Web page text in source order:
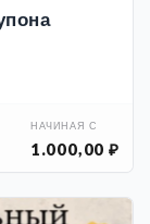
НАЧИНАЯ С
1.000,00 ₽